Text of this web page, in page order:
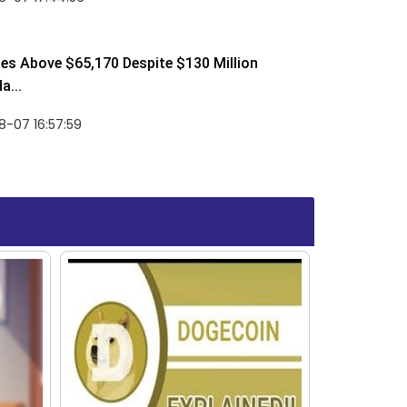
Above $65,170 Despite $130 Million
07 16:57:59